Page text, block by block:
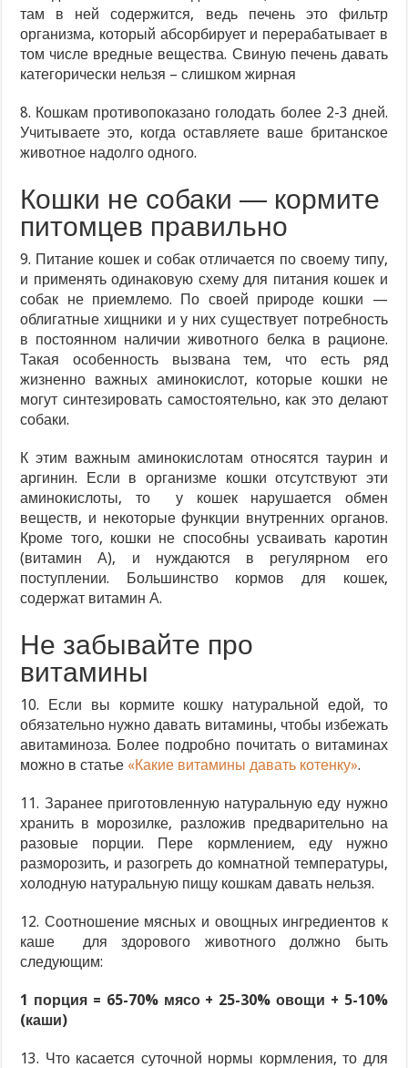
там в ней содержится, ведь печень это фильтр
организма, который абсорбирует и перерабатывает в
том числе вредные вещества. Свиную печень давать
категорически нельзя – слишком жирная
8. Кошкам противопоказано голодать более 2-3 дней.
Учитываете это, когда оставляете ваше британское
животное надолго одного.
Кошки не собаки — кормите
питомцев правильно
9. Питание кошек и собак отличается по своему типу,
и применять одинаковую схему для питания кошек и
собак не приемлемо. По своей природе кошки —
облигатные хищники и у них существует потребность
в постоянном наличии животного белка в рационе.
Такая особенность вызвана тем, что есть ряд
жизненно важных аминокислот, которые кошки не
могут синтезировать самостоятельно, как это делают
собаки.
К этим важным аминокислотам относятся таурин и
аргинин. Если в организме кошки отсутствуют эти
аминокислоты, то у кошек нарушается обмен
веществ, и некоторые функции внутренних органов.
Кроме того, кошки не способны усваивать каротин
(витамин А), и нуждаются в регулярном его
поступлении. Большинство кормов для кошек,
содержат витамин А.
Не забывайте про
витамины
10. Если вы кормите кошку натуральной едой, то
обязательно нужно давать витамины, чтобы избежать
авитаминоза. Более подробно почитать о витаминах
можно в статье «Какие витамины давать котенку».
11. Заранее приготовленную натуральную еду нужно
хранить в морозилке, разложив предварительно на
разовые порции. Пере кормлением, еду нужно
разморозить, и разогреть до комнатной температуры,
холодную натуральную пищу кошкам давать нельзя.
12. Соотношение мясных и овощных ингредиентов к
каше для здорового животного должно быть
следующим:
1 порция = 65-70% мясо + 25-30% овощи + 5-10%
(каши)
13. Что касается суточной нормы кормления, то для